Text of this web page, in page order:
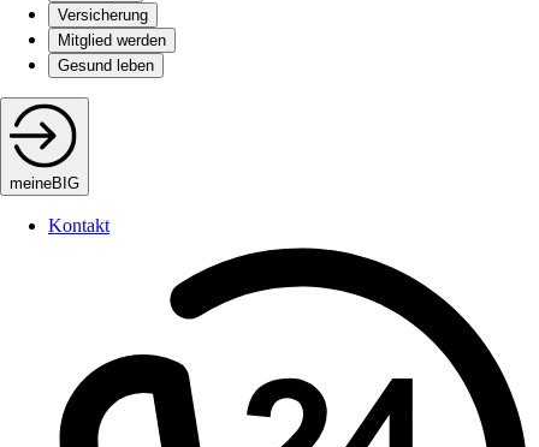
Versicherung
Mitglied werden
Gesund leben
meineBIG
Kontakt